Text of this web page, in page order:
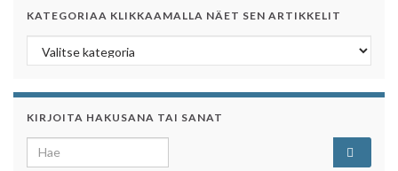
KATEGORIAA KLIKKAAMALLA NÄET SEN ARTIKKELIT
Kategoriaa klikkaamalla näet sen artikkelit
KIRJOITA HAKUSANA TAI SANAT
Search for: